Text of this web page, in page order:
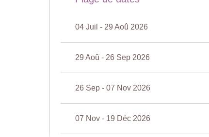
Chambre 4
Salle de bain attenante
Longueur : 12 mètres
Largeur : 6 mètres
Entrée : Marches Romaines
Horraires d'ouvertures: de Mai à Septembre
04 Juil - 29 Aoû 2026
29 Aoû - 26 Sep 2026
26 Sep - 07 Nov 2026
07 Nov - 19 Déc 2026